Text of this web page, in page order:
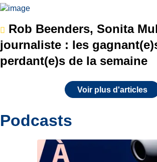
Rob Beenders, Sonita
journaliste : les
perdant(e)s de la semaine
Voir plus d'articles
Podcasts